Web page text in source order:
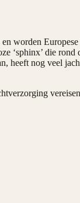
worden
‘sphinx’ die
heeft nog veel